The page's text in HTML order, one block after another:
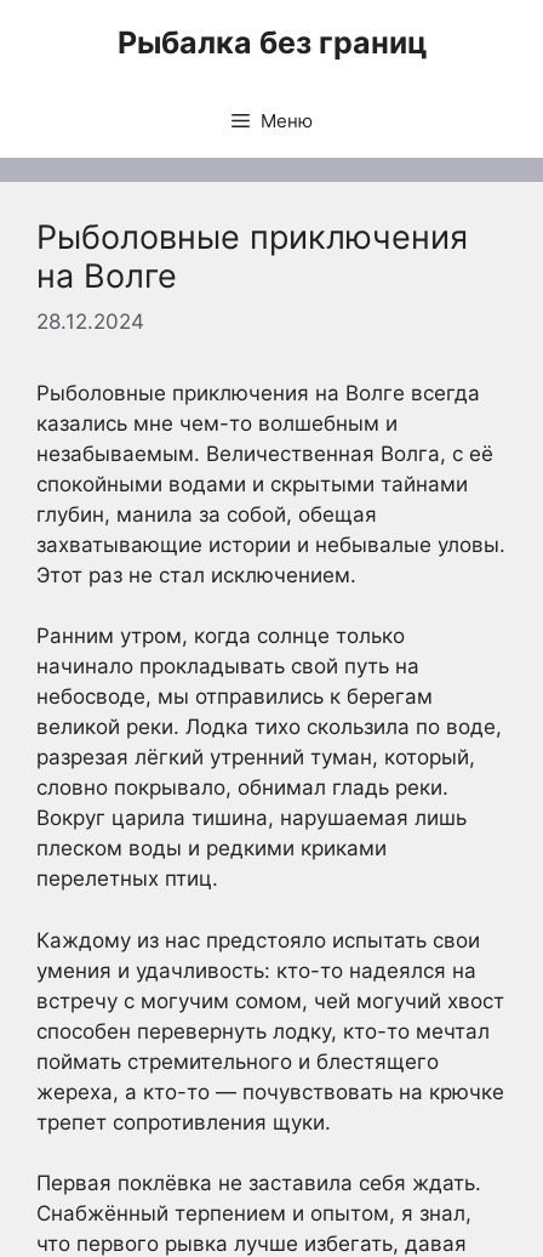
Рыбалка без границ
Меню
Рыболовные приключения
на Волге
28.12.2024
Рыболовные приключения на Волге всегда
казались мне чем-то волшебным и
незабываемым. Величественная Волга, с её
спокойными водами и скрытыми тайнами
глубин, манила за собой, обещая
захватывающие истории и небывалые уловы.
Этот раз не стал исключением.
Ранним утром, когда солнце только
начинало прокладывать свой путь на
небосводе, мы отправились к берегам
великой реки. Лодка тихо скользила по воде,
разрезая лёгкий утренний туман, который,
словно покрывало, обнимал гладь реки.
Вокруг царила тишина, нарушаемая лишь
плеском воды и редкими криками
перелетных птиц.
Каждому из нас предстояло испытать свои
умения и удачливость: кто-то надеялся на
встречу с могучим сомом, чей могучий хвост
способен перевернуть лодку, кто-то мечтал
поймать стремительного и блестящего
жереха, а кто-то — почувствовать на крючке
трепет сопротивления щуки.
Первая поклёвка не заставила себя ждать.
Снабжённый терпением и опытом, я знал,
что первого рывка лучше избегать, давая